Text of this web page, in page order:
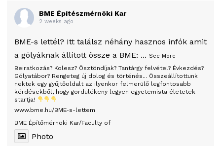
BME Építészmérnöki Kar
2 weeks ago
BME-s lettél? Itt találsz néhány hasznos infók amit
a gólyáknak állított össze a BME:
Beiratkozás? Kolesz? Ösztöndíjak? Tantárgy felvétel? Évkezdés?
Gólyatábor? Rengeteg új dolog és történés... Összeállítottunk
nektek egy gyűjtőoldalt az ilyenkor felmerülő legfontosabb
kérdésekből, hogy gördülékeny legyen egyetemista életetek
startja!
www.bme.hu/BME-s-lettem
BME Építőmérnöki Kar/Faculty of
... See More
Photo